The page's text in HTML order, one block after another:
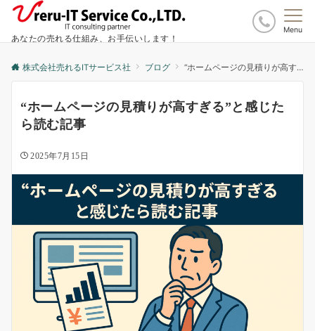
あなたの売れる仕組み、お手伝いします！
Menu
株式会社売れるITサービス社 ブログ “ホームページの見積りが高すぎる”と感じたら読む記事
“ホームページの見積りが高すぎる”と感じた
ら読む記事
2025年7月15日